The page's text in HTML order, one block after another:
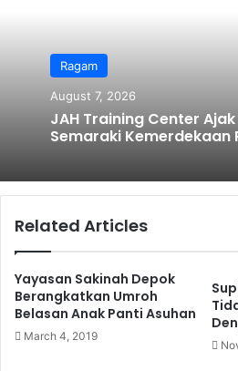
Ragam
August 7, 2026
JAH Training Center
Semaraki Kemerdekaan
Related Articles
Yayasan Sakinah Depok
Berangkatkan Umroh
Belasan Anak Panti Asuhan
March 4, 2019